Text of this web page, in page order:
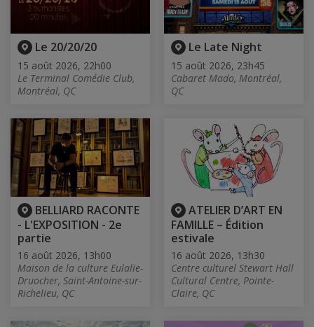
Le 20/20/20
15 août 2026, 22h00
Le Terminal Comédie Club,
Montréal, QC
Le Late Night
15 août 2026, 23h45
Cabaret Mado, Montréal,
QC
BELLIARD RACONTE
- L'EXPOSITION - 2e
partie
16 août 2026, 13h00
Maison de la culture Eulalie-
Druocher, Saint-Antoine-sur-
Richelieu, QC
ATELIER D’ART EN
FAMILLE – Édition
estivale
16 août 2026, 13h30
Centre culturel Stewart Hall
Cultural Centre, Pointe-
Claire, QC